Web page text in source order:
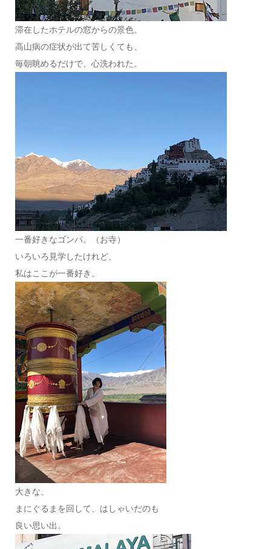
滞在したホテルの窓からの景色。
高山病の症状が出て苦しくても、
毎朝眺めるだけで、心洗われた。
一番好きなゴンパ。（お寺）
いろいろ見学したけれど、
私はここが一番好き。
大きな、
まにぐるまを回して、はしゃいだのも
良い思い出。